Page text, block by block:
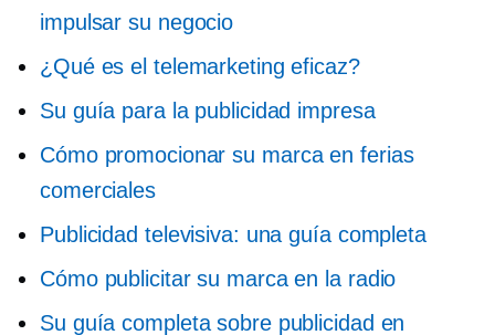
impulsar su negocio
¿Qué es el telemarketing eficaz?
Su guía para la publicidad impresa
Cómo promocionar su marca en ferias
comerciales
Publicidad televisiva: una guía completa
Cómo publicitar su marca en la radio
Su guía completa sobre publicidad en